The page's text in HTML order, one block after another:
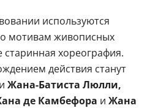
используются
мотивам живописных
старинная хореография.
действия станут
Жана-Батиста Люлли,
де Камбефора и Жана